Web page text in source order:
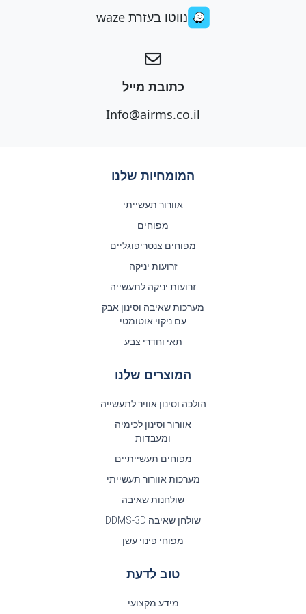
נווטו בעזרת waze
כתובת מייל
Info@airms.co.il
המומחיות שלנו
אוורור תעשייתי
מפוחים
מפוחים צנטריפוגליים
זרועות יניקה
זרועות יניקה לתעשייה
מערכות שאיבה וסינון אבק
עם ניקוי אוטומטי
תאי וחדרי צבע
המוצרים שלנו
הולכה וסינון אוויר לתעשייה
אוורור וסינון לכימיה
ומעבדות
מפוחים תעשייתיים
מערכות אוורור תעשייתי
שולחנות שאיבה
שולחן שאיבה DDMS-3D
מפוחי פינוי עשן
טוב לדעת
מידע מקצועי